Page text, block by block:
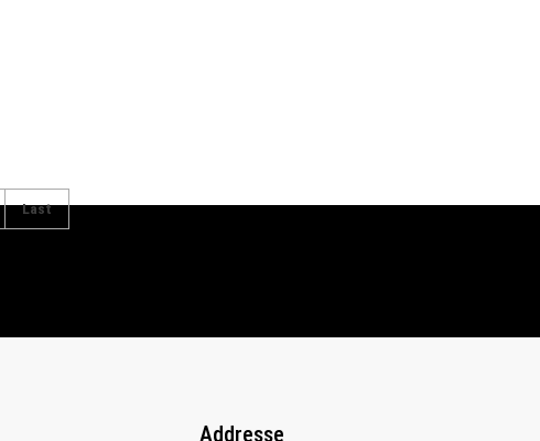
Last
Addresse